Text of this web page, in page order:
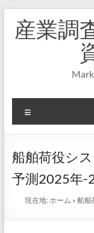
キ
プ
産業調
ニ
ー
船舶荷役シ
予測2025年-
現在地:ホーム »船舶